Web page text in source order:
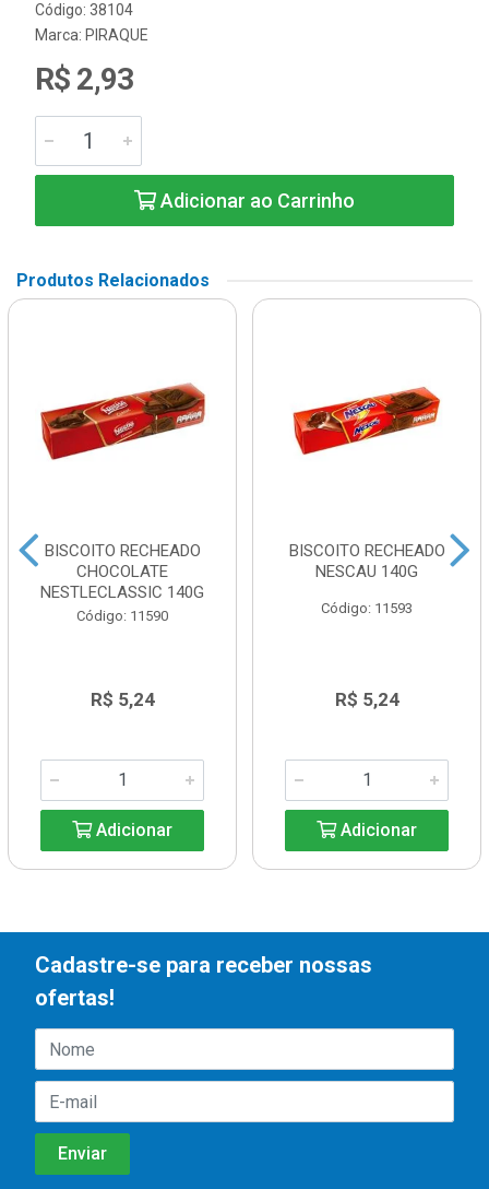
Código: 38104
Marca: PIRAQUE
R$ 2,93
Adicionar ao Carrinho
Produtos Relacionados
BISCOITO RECHEADO
CHOCOLATE
NESTLECLASSIC 140G
Código: 11590
R$ 5,24
Adicionar
BISCOITO RECHEADO
NESCAU 140G
Código: 11593
R$ 5,24
Adicionar
Cadastre-se para receber nossas
ofertas!